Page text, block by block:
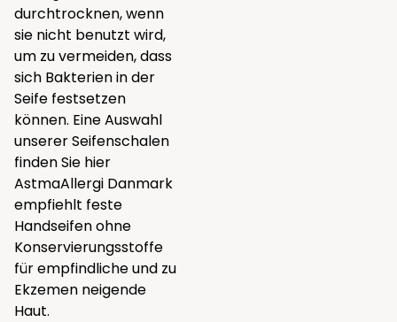
durchtrocknen, wenn
sie nicht benutzt wird,
um zu vermeiden, dass
sich Bakterien in der
Seife festsetzen
können. Eine Auswahl
unserer Seifenschalen
finden Sie hier
AstmaAllergi Danmark
empfiehlt feste
Handseifen ohne
Konservierungsstoffe
für empfindliche und zu
Ekzemen neigende
Haut.